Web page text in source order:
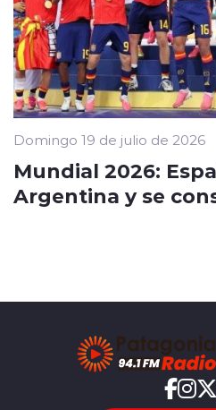
Domingo 19 de julio de 2026
Mundial 2026:
Argentina y se